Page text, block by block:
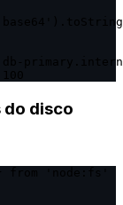
disco